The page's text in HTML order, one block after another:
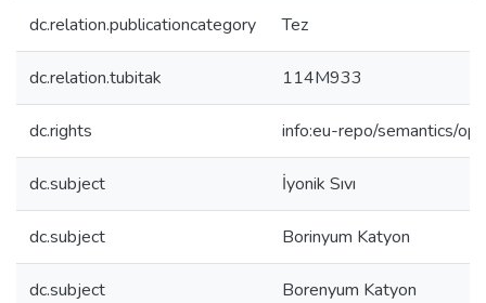
dc.relation.publicationcategory Tez
dc.relation.tubitak 114M933
dc.rights info:eu-repo/semantics/
dc.subject İyonik Sıvı
dc.subject Borinyum Katyon
dc.subject Borenyum Katyon